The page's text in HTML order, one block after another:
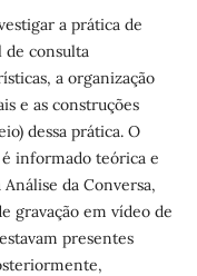
a prática de
consulta
a organização
e as construções
dessa prática. O
informado teórica e
da Conversa,
gravação em vídeo de
presentes